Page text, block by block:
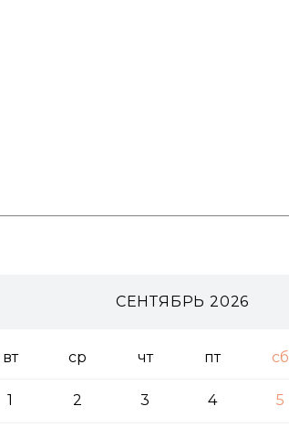
СЕНТЯБРЬ 2026
вт ср чт пт сб
1 2 3 4 5